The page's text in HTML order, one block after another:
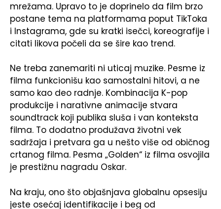
mrežama. Upravo to je doprinelo da film brzo
postane tema na platformama poput TikToka
i Instagrama, gde su kratki isečci, koreografije i
citati likova počeli da se šire kao trend.
Ne treba zanemariti ni uticaj muzike. Pesme iz
filma funkcionišu kao samostalni hitovi, a ne
samo kao deo radnje. Kombinacija K-pop
produkcije i narativne animacije stvara
soundtrack koji publika sluša i van konteksta
filma. To dodatno produžava životni vek
sadržaja i pretvara ga u nešto više od običnog
crtanog filma. Pesma „Golden“ iz filma osvojila
je prestižnu nagradu Oskar.
Na kraju, ono što objašnjava globalnu opsesiju
jeste osećaj identifikacije i beg od